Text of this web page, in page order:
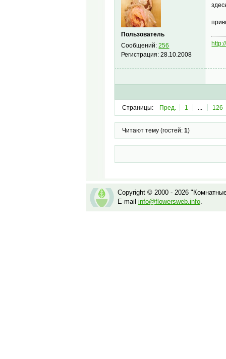
Пользователь
Сообщений:256
Регистрация:28.10.2008
Страницы: Пред. 1 ... 126
Читают тему (гостей: 1)
Copyright © 2000 - 2026
E-mail info@flowersweb.info.